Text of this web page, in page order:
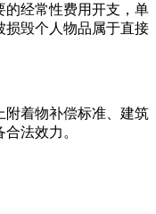
的经常性费用开支，单
损毁个人物品属于直接
附着物补偿标准、建筑
法效力。